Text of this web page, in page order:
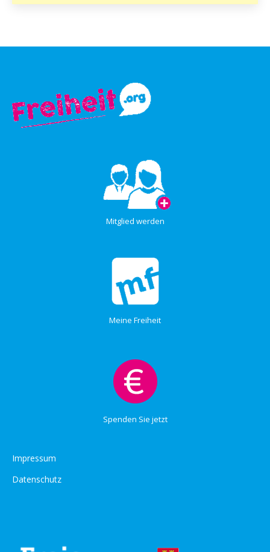
Mitglied werden
Meine Freiheit
Spenden Sie jetzt
Impressum
Datenschutz